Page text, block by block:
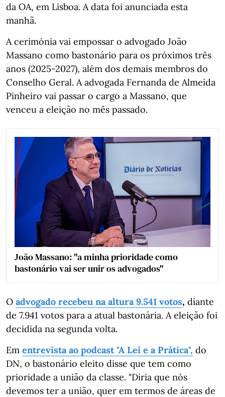
da OA, em Lisboa. A data foi anunciada esta
manhã.
A cerimónia vai empossar o advogado João
Massano como bastonário para os próximos três
anos (2025-2027), além dos demais membros do
Conselho Geral. A advogada Fernanda de Almeida
Pinheiro vai passar o cargo a Massano, que
venceu a eleição no mês passado.
João Massano: "a minha prioridade como
bastonário vai ser unir os advogados"
O advogado recebeu na altura 9.541 votos, diante
de 7.941 votos para a atual bastonária. A eleição foi
decidida na segunda volta.
Em entrevista ao podcast "A Lei e a Prática", do
DN, o bastonário eleito disse que tem como
prioridade a união da classe. "Diria que nós
devemos ter a união, quer em termos de áreas de